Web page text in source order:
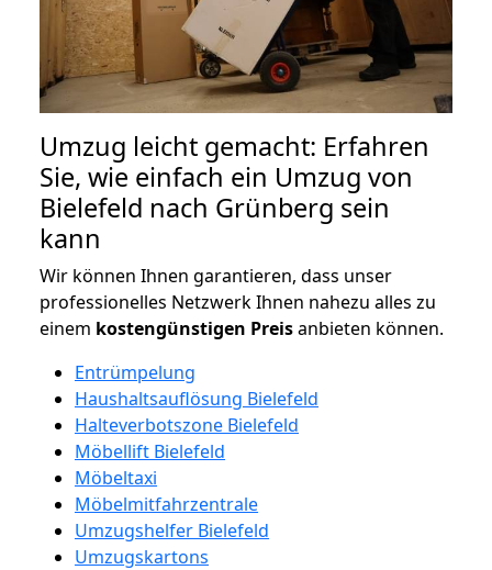
Umzug leicht gemacht: Erfahren
Sie, wie einfach ein Umzug von
Bielefeld nach Grünberg sein
kann
Wir können Ihnen garantieren, dass unser
professionelles Netzwerk Ihnen nahezu alles zu
einem kostengünstigen Preisanbieten können.
Entrümpelung
Haushaltsauflösung Bielefeld
Halteverbotszone Bielefeld
Möbellift Bielefeld
Möbeltaxi
Möbelmitfahrzentrale
Umzugshelfer Bielefeld
Umzugskartons